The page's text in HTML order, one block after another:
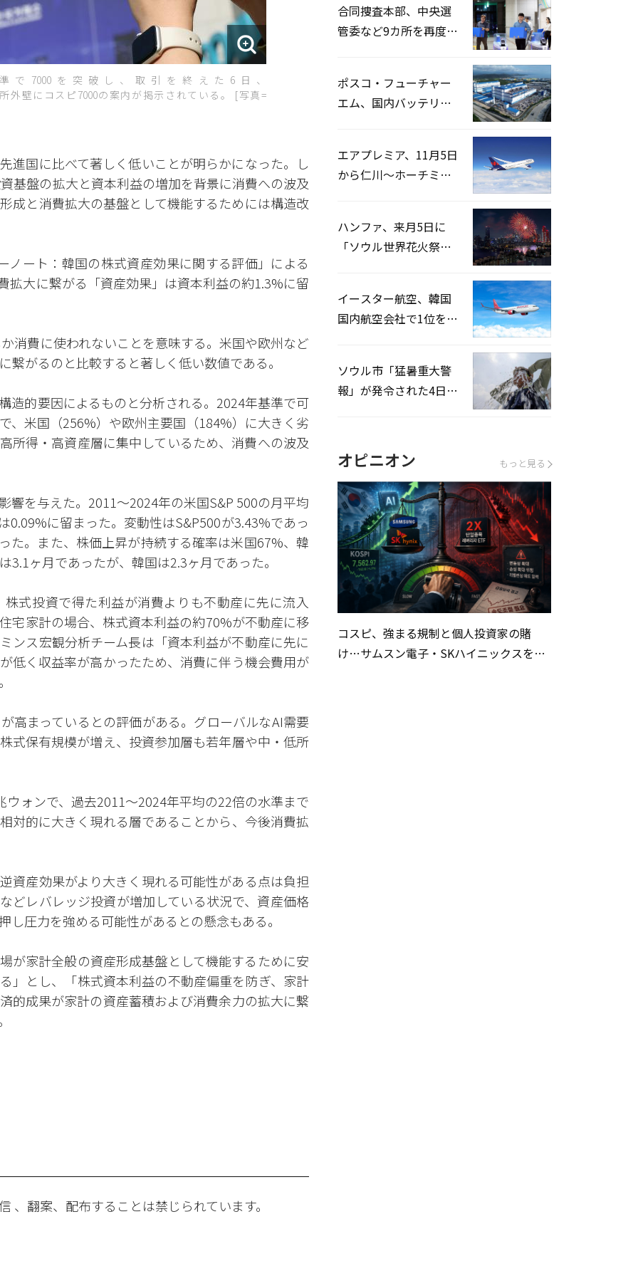
7000を突破し、取引を終えた6日、
外壁にコスピ7000の案内が掲示されている。 [写真=
進国に比べて著しく低いことが明らかになった。し
基盤の拡大と資本利益の増加を背景に消費への波及
成と消費拡大の基盤として機能するためには構造改
ノート：韓国の株式資産効果に関する評価」による
拡大に繋がる「資産効果」は資本利益の約1.3%に留
消費に使われないことを意味する。米国や欧州など
がるのと比較すると著しく低い数値である。
造的要因によるものと分析される。2024年基準で可
、米国（256%）や欧州主要国（184%）に大きく劣
所得・高資産層に集中しているため、消費への波及
響を与えた。2011〜2024年の米国S&P 500の月平均
に留まった。変動性はS&P500が3.43%であっ
た。また、株価上昇が持続する確率は米国67%、韓
ヶ月であったが、韓国は2.3ヶ月であった。
式投資で得た利益が消費よりも不動産に先に流入
宅家計の場合、株式資本利益の約70%が不動産に移
ンス宏観分析チーム長は「資本利益が不動産に先に
低く収益率が高かったため、消費に伴う機会費用が
高まっているとの評価がある。グローバルなAI需要
式保有規模が増え、投資参加層も若年層や中・低所
ォンで、過去2011〜2024年平均の22倍の水準まで
対的に大きく現れる層であることから、今後消費拡
資産効果がより大きく現れる可能性がある点は負担
どレバレッジ投資が増加している状況で、資産価格
圧力を強める可能性があるとの懸念もある。
が家計全般の資産形成基盤として機能するために安
」とし、「株式資本利益の不動産偏重を防ぎ、家計
的成果が家計の資産蓄積および消費余力の拡大に繋
、翻案、配布することは禁じられています。
合同捜査本部、中央選
管委など9カ所を再度家
ポスコ・フューチャー
エム、国内バッテリー
エアプレミア、11月5日
から仁川〜ホーチミン
ハンファ、来月5日に
「ソウル世界花火祭り
イースター航空、韓国
国内航空会社で1位を記
ソウル市「猛暑重大警
報」が発令された4日、
オピニオン もっと見る
コスピ、強まる規制と個人投資家の賭
け…サムスン電子・SKハイニックスを巡